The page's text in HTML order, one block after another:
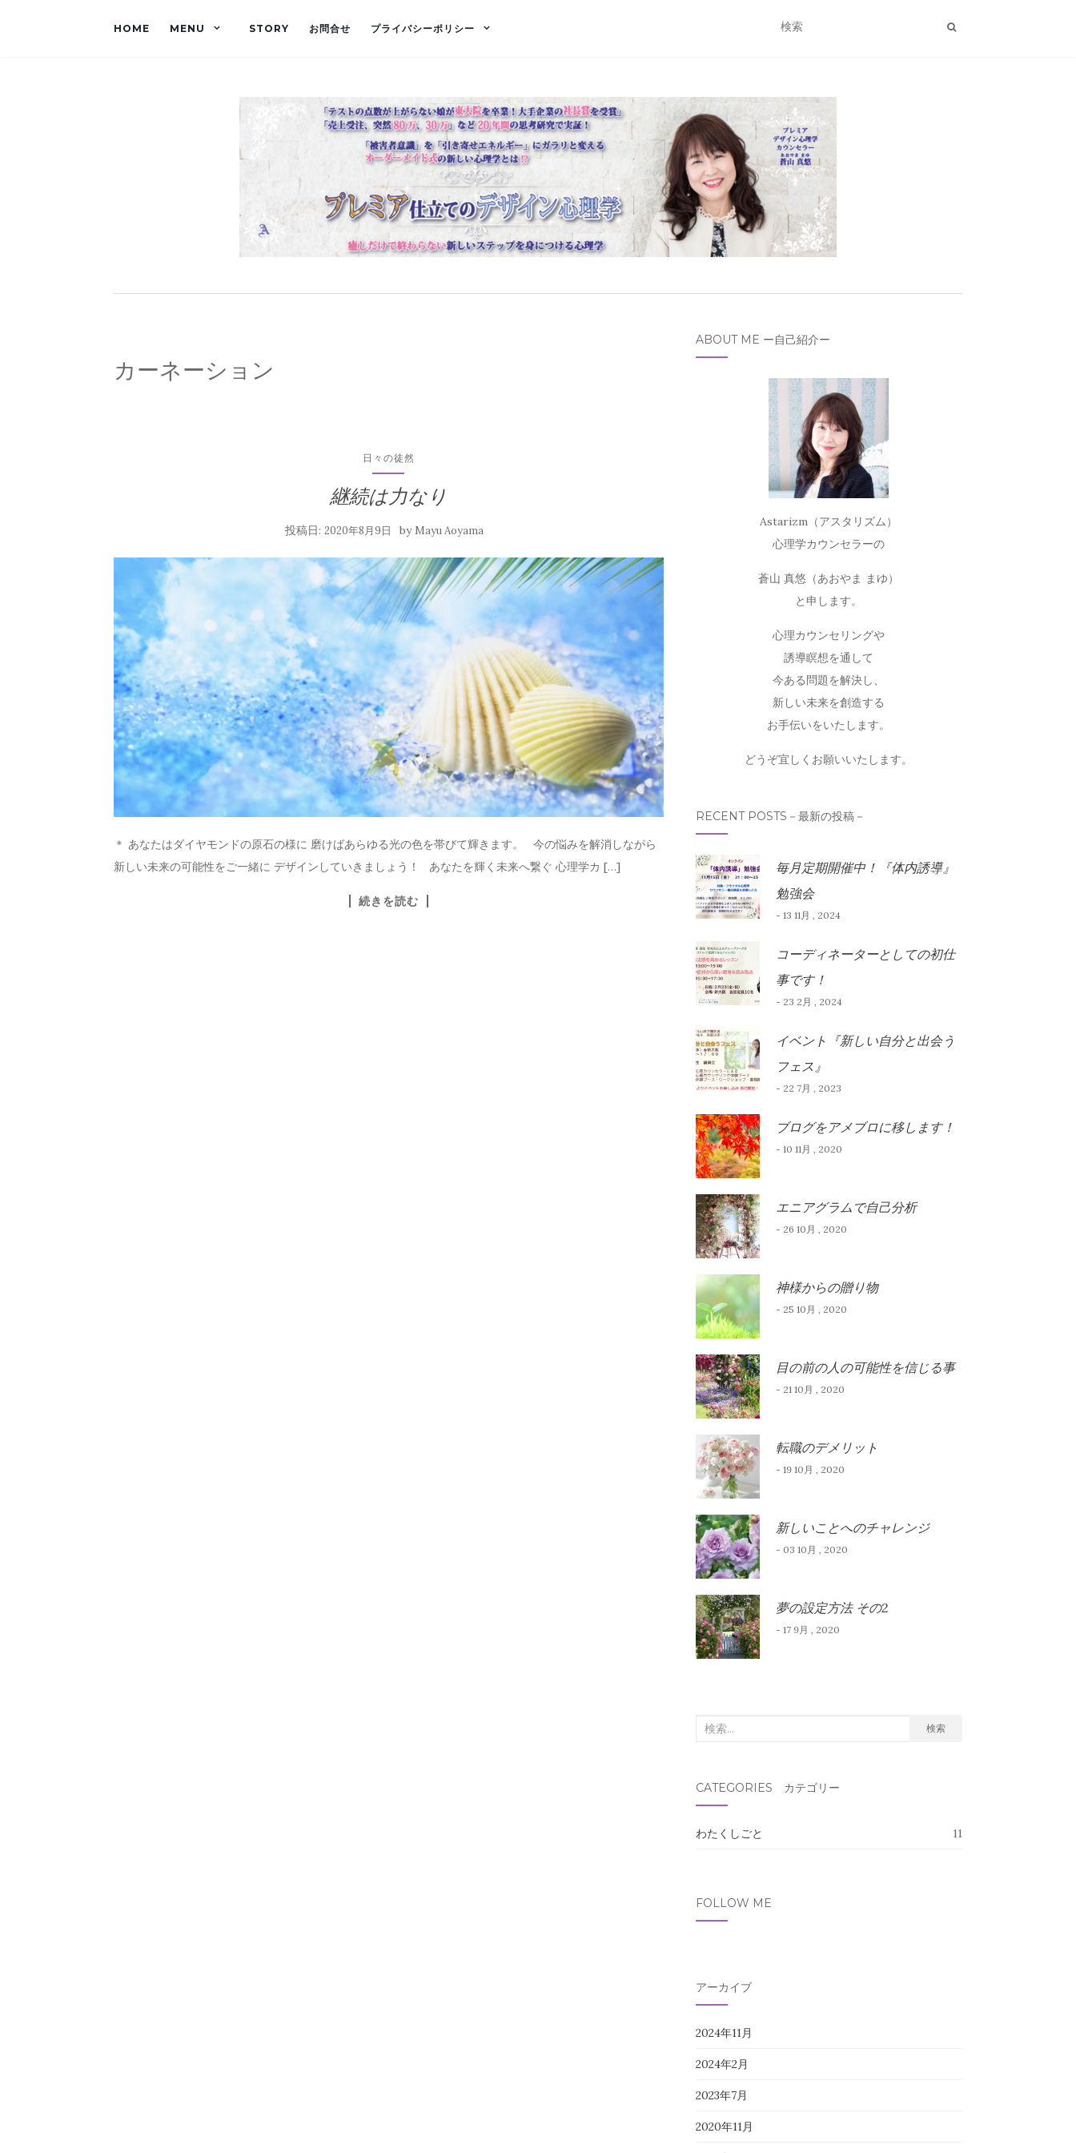
HOME MENU STORY お問合せ プライバシーポリシー
カーネーション
日々の徒然
継続は力なり
投稿日:2020年8月9日 by Mayu Aoyama
＊ あなたはダイヤモンドの原石の様に 磨けばあらゆる光の色を帯びて輝きます。 今の悩みを解消しながら
新しい未来の可能性をご一緒に デザインしていきましょう！ あなたを輝く未来へ繋ぐ 心理学カ […]
続きを読む
ABOUT ME ー自己紹介ー
Astarizm（アスタリズム）
心理学カウンセラーの
蒼山 真悠（あおやま まゆ）
と申します。
心理カウンセリングや
誘導瞑想を通して
今ある問題を解決し、
新しい未来を創造する
お手伝いをいたします。
どうぞ宜しくお願いいたします。
RECENT POSTS－最新の投稿－
毎月定期開催中！『体内誘導』
勉強会
- 13 11月 , 2024
コーディネーターとしての初仕
事です！
- 23 2月 , 2024
イベント『新しい自分と出会う
フェス』
- 22 7月 , 2023
ブログをアメブロに移します！
- 10 11月 , 2020
エニアグラムで自己分析
- 26 10月 , 2020
神様からの贈り物
- 25 10月 , 2020
目の前の人の可能性を信じる事
- 21 10月 , 2020
転職のデメリット
- 19 10月 , 2020
新しいことへのチャレンジ
- 03 10月 , 2020
夢の設定方法 その2
- 17 9月 , 2020
検
象:
検索
CATEGORIES カテゴリー
わたくしごと 11
FOLLOW ME
アーカイブ
2024年11月
2024年2月
2023年7月
2020年11月